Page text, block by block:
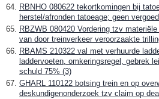
RBNHO 080622 tekortkomingen bij
herstel/afronden tatoeage; geen
RBZWB 080420 Vordering tzv
van door treinverkeer veroorzaakte
RBAMS 210322 val met verhuurde
laddervoeten, omkeringsregel, gebrek
schuld 75% (3)
GHARL 110122 botsing trein en op
deskundigenonderzoek tzv claim op